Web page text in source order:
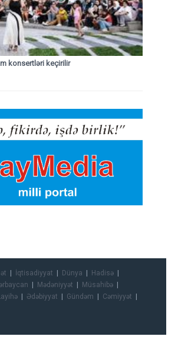
konsertləri keçirilir
İqtisadiyyat Dünya
Hadisə
Mədəniyyət
Müsahibə
Ədəbiyyat Gündəm
Cəmiyyət